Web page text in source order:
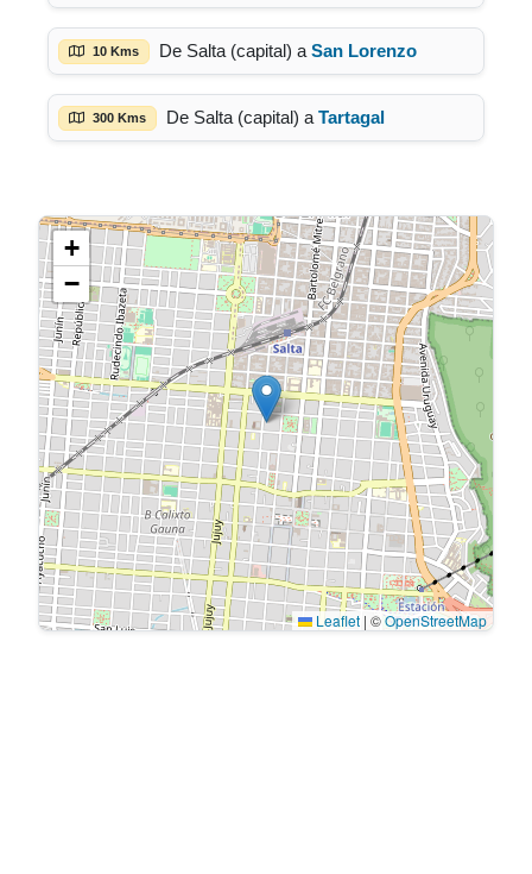
10 Kms De Salta (capital) a San Lorenzo
300 Kms De Salta (capital) a Tartagal
+
−
Leaflet | ©OpenStreetMap